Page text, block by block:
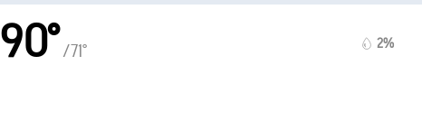
90° /71° 2%